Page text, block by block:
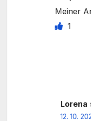
Meiner
1
Lorena
12. 10.